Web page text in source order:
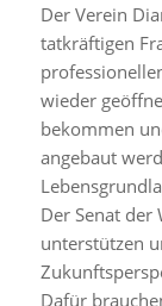
Der Verein
tatkräftigen
wieder
bekommen
angebaut
Der Senat
unterstützen
Dafür